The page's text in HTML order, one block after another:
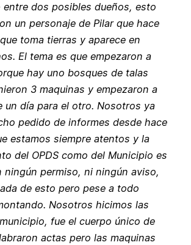
dos posibles dueños, esto
un personaje de Pilar que hace
toma tierras y aparece en
El tema es que empezaron a
hay uno bosques de talas
3 maquinas y empezaron a
un día para el otro. Nosotros ya
pedido de informes desde hace
estamos siempre atentos y la
del OPDS como del Municipio es
ningún permiso, ni ningún aviso,
de esto pero pese a todo
Nosotros hicimos las
fue el cuerpo único de
actas pero las maquinas